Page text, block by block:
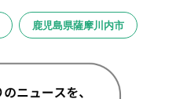
鹿児島県薩摩川内市